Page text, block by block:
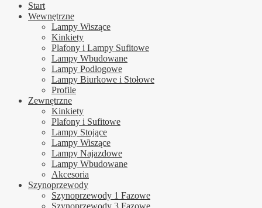
Start
Wewnętrzne
Lampy Wiszące
Kinkiety
Plafony i Lampy Sufitowe
Lampy Wbudowane
Lampy Podłogowe
Lampy Biurkowe i Stołowe
Profile
Zewnętrzne
Kinkiety
Plafony i Sufitowe
Lampy Stojące
Lampy Wiszące
Lampy Najazdowe
Lampy Wbudowane
Akcesoria
Szynoprzewody
Szynoprzewody 1 Fazowe
Szynoprzewody 3 Fazowe